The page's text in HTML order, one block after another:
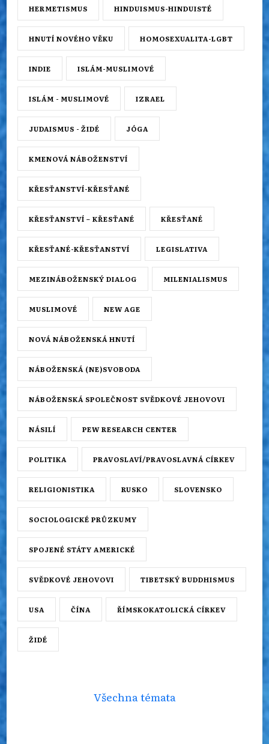
HERMETISMUS HINDUISMUS-HINDUISTÉ
HNUTÍ NOVÉHO VĚKU HOMOSEXUALITA-LGBT
INDIE ISLÁM-MUSLIMOVÉ
ISLÁM - MUSLIMOVÉ IZRAEL
JUDAISMUS - ŽIDÉ JÓGA
KMENOVÁ NÁBOŽENSTVÍ
KŘESŤANSTVÍ-KŘESŤANÉ
KŘESŤANSTVÍ – KŘESŤANÉ KŘESŤANÉ
KŘESŤANÉ-KŘESŤANSTVÍ LEGISLATIVA
MEZINÁBOŽENSKÝ DIALOG MILENIALISMUS
MUSLIMOVÉ NEW AGE
NOVÁ NÁBOŽENSKÁ HNUTÍ
NÁBOŽENSKÁ (NE)SVOBODA
NÁBOŽENSKÁ SPOLEČNOST SVĚDKOVÉ JEHOVOVI
NÁSILÍ PEW RESEARCH CENTER
POLITIKA PRAVOSLAVÍ/PRAVOSLAVNÁ CÍRKEV
RELIGIONISTIKA RUSKO SLOVENSKO
SOCIOLOGICKÉ PRŮZKUMY
SPOJENÉ STÁTY AMERICKÉ
SVĚDKOVÉ JEHOVOVI TIBETSKÝ BUDDHISMUS
USA ČÍNA ŘÍMSKOKATOLICKÁ CÍRKEV
ŽIDÉ
Všechna témata